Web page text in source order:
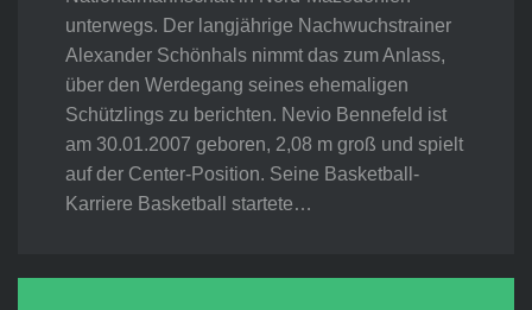
unterwegs. Der langjährige Nachwuchstrainer
Alexander Schönhals nimmt das zum Anlass,
über den Werdegang seines ehemaligen
Schützlings zu berichten. Nevio Bennefeld ist
am 30.01.2007 geboren, 2,08 m groß und spielt
auf der Center-Position. Seine Basketball-
Karriere Basketball startete…